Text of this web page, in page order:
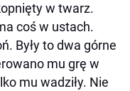
w twarz.
coś w ustach.
Były to dwa górne
mu grę w
mu wadziły. Nie